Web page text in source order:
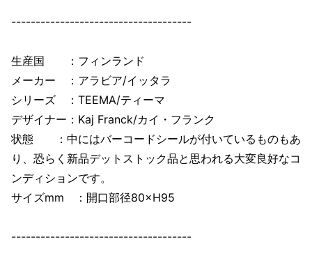
-------------------------------------
生産国 ：フィンランド
メーカー ：アラビア/イッタラ
シリーズ ：TEEMA/ティーマ
デザイナー：Kaj Franck/カイ・フランク
状態 ：中にはバーコードシールが付いているものもあ
り、恐らく新品デットストック品と思われる大変良好なコ
ンディションです。
サイズmm ：開口部径80×H95
-------------------------------------